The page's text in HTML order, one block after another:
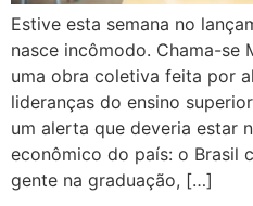
Estive esta semana no
nasce incômodo. Chama-se
uma obra coletiva feita por
lideranças do ensino
um alerta que deveria estar
econômico do país: o Brasil
gente na graduação, […]